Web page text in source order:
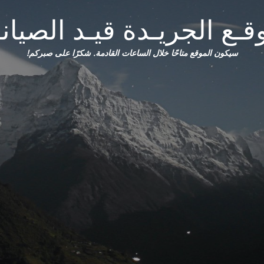
الجريـدة قيـد
سيكون الموقع متاحًا خلال الساعات القادمة. شكرًا على صبركم!